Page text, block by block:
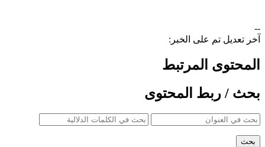
--
آخر تعديل تم على الخبر:
المحتوى المرتبط
بحث / ربط المحتوى